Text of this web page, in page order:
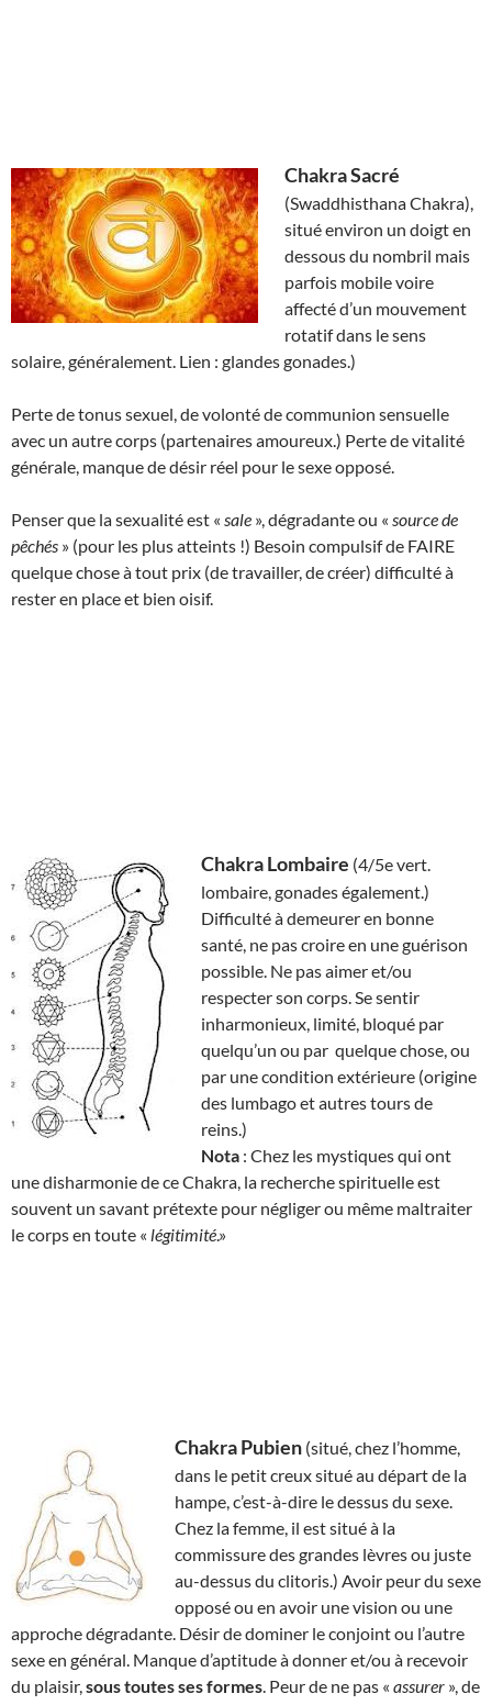
Chakra Sacré
(Swaddhisthana Chakra),
situé environ un doigt en
dessous du nombril mais
parfois mobile voire
affecté d’un mouvement
rotatif dans le sens
solaire, généralement. Lien : glandes gonades.)
Perte de tonus sexuel, de volonté de communion sensuelle
avec un autre corps (partenaires amoureux.) Perte de vitalité
générale, manque de désir réel pour le sexe opposé.
Penser que la sexualité est « sale », dégradante ou « source de
pêchés » (pour les plus atteints !) Besoin compulsif de FAIRE
quelque chose à tout prix (de travailler, de créer) difficulté à
rester en place et bien oisif.
Chakra Lombaire (4/5e vert.
lombaire, gonades également.)
Difficulté à demeurer en bonne
santé, ne pas croire en une guérison
possible. Ne pas aimer et/ou
respecter son corps. Se sentir
inharmonieux, limité, bloqué par
quelqu’un ou par quelque chose, ou
par une condition extérieure (origine
des lumbago et autres tours de
reins.)
Nota : Chez les mystiques qui ont
une disharmonie de ce Chakra, la recherche spirituelle est
souvent un savant prétexte pour négliger ou même maltraiter
le corps en toute « légitimité.»
Chakra Pubien (situé, chez l’homme,
dans le petit creux situé au départ de la
hampe, c’est-à-dire le dessus du sexe.
Chez la femme, il est situé à la
commissure des grandes lèvres ou juste
au-dessus du clitoris.) Avoir peur du sexe
opposé ou en avoir une vision ou une
approche dégradante. Désir de dominer le conjoint ou l’autre
sexe en général. Manque d’aptitude à donner et/ou à recevoir
du plaisir,sous toutes ses formes. Peur de ne pas « assurer », de